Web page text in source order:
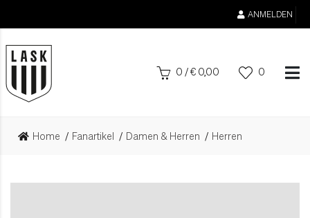
ANMELDEN
0 /€ 0,00 0
Home Fanartikel Damen & Herren Herren